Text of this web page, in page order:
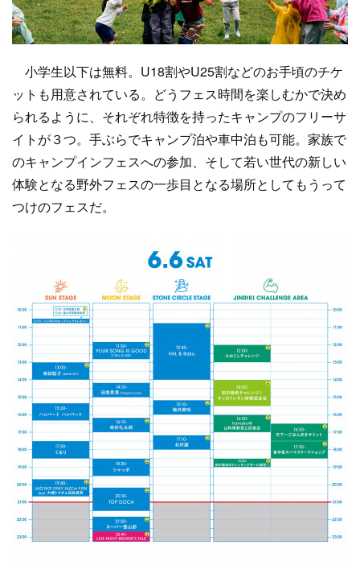
小学生以下は無料。U18割やU25割などのお手頃のチケ
ットも用意されている。どうフェス時間を楽しむかで決め
られるように、それぞれ特徴を持ったキャンプのフリーサ
イトが３つ。手ぶらでキャンプ泊や車中泊も可能。家族で
のキャンプインフェスへの参加、そして若い世代の新しい
体験となる野外フェスの一歩目となる場所としてもうって
つけのフェスだ。